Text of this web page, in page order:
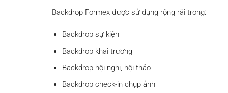
Backdrop Formex được sử dụng rộng rãi trong:
Backdrop sự kiện
Backdrop khai trương
Backdrop hội nghị, hội thảo
Backdrop check-in chụp ảnh